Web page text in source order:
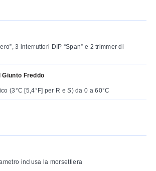
3 interruttori DIP “Span” e 2 trimmer di
Giunto Freddo
(3°C [5,4°F] per R e S) da 0 a 60°C
inclusa la morsettiera